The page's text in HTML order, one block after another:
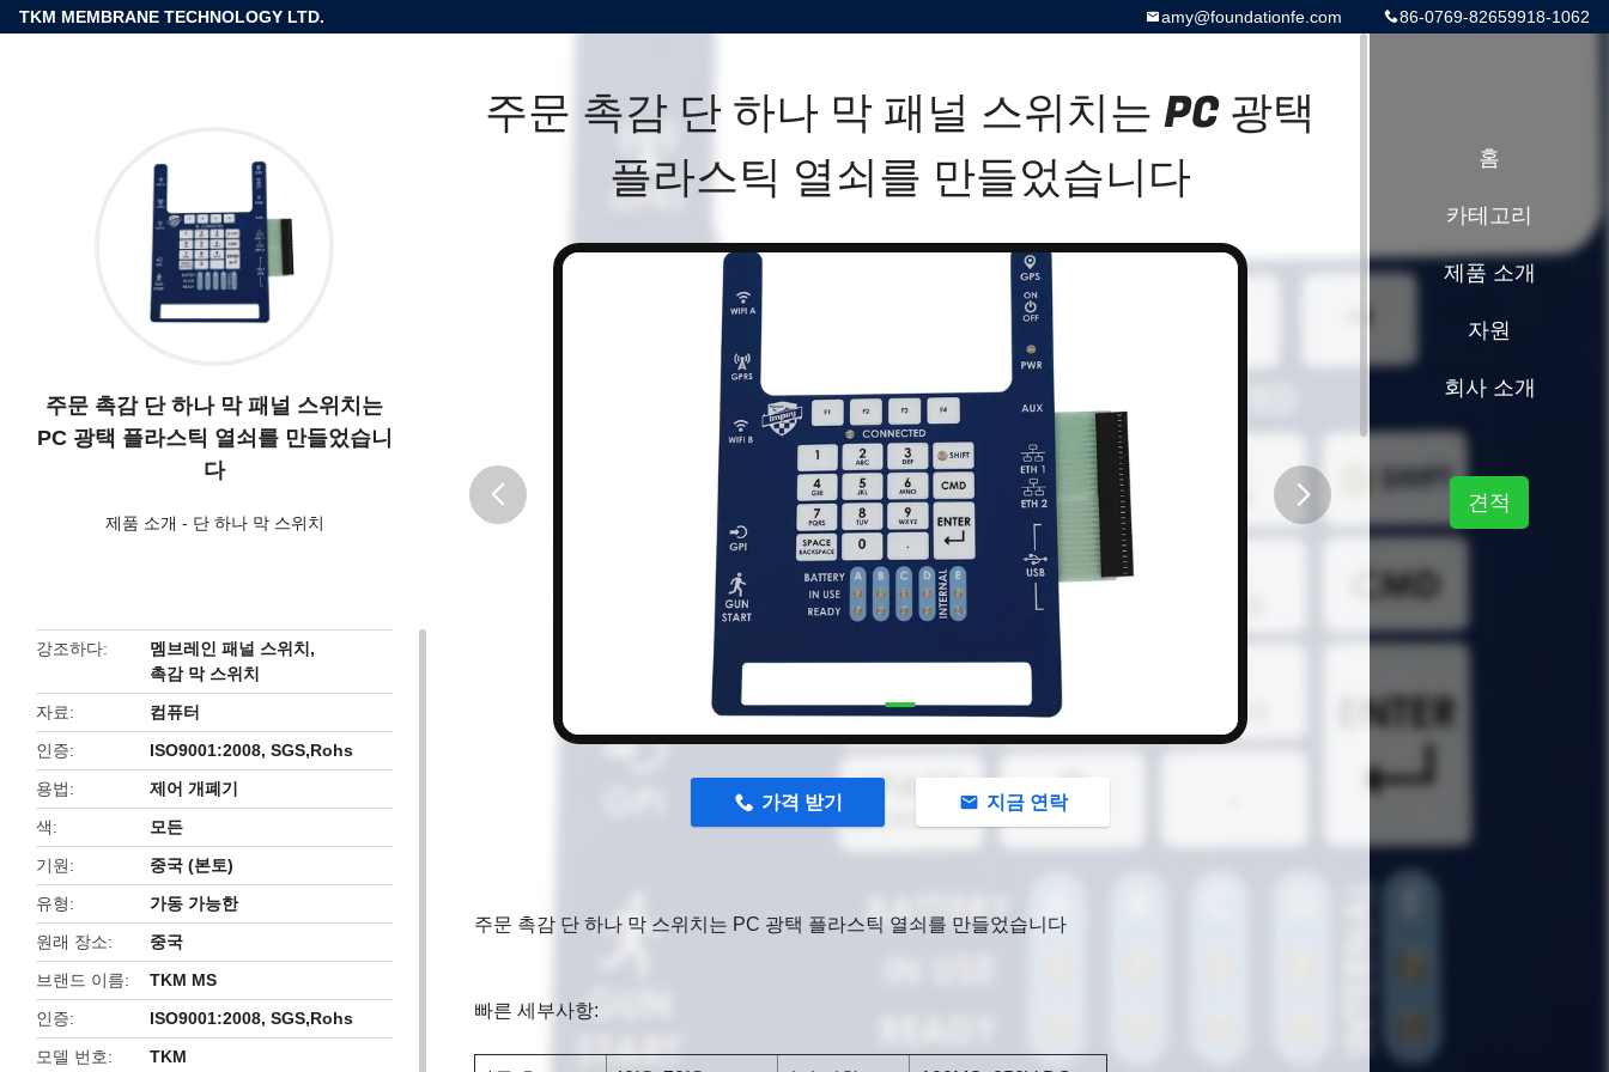
TKM MEMBRANE TECHNOLOGY LTD. 86-0769-82659918-1062
amy@foundationfe.com
주문 촉감 단 하나 막 패널 스위치는
PC 광택 플라스틱 열쇠를 만들었습니
다
제품 소개 - 단 하나 막 스위치
강조하다 멤브레인 패널 스위치 ,
촉감 막 스위치
자료
컴퓨터
인증
ISO9001:2008, SGS,Rohs
용법
제어 개폐기
색
모든
기원
중국 (본토)
유형
가동 가능한
원래 장소
중국
브랜드 이름
TKM MS
인증
ISO9001:2008, SGS,Rohs
모델 번호
TKM
주문 촉감 단 하나 막 패널 스위치는 PC 광택
플라스틱 열쇠를 만들었습니다
가격 받기 지금 연락
주문 촉감 단 하나 막 스위치는 PC 광택 플라스틱 열쇠를 만들었습니다
빠른 세부사항:
홈
카테고리
제품 소개
자원
회사 소개
견적